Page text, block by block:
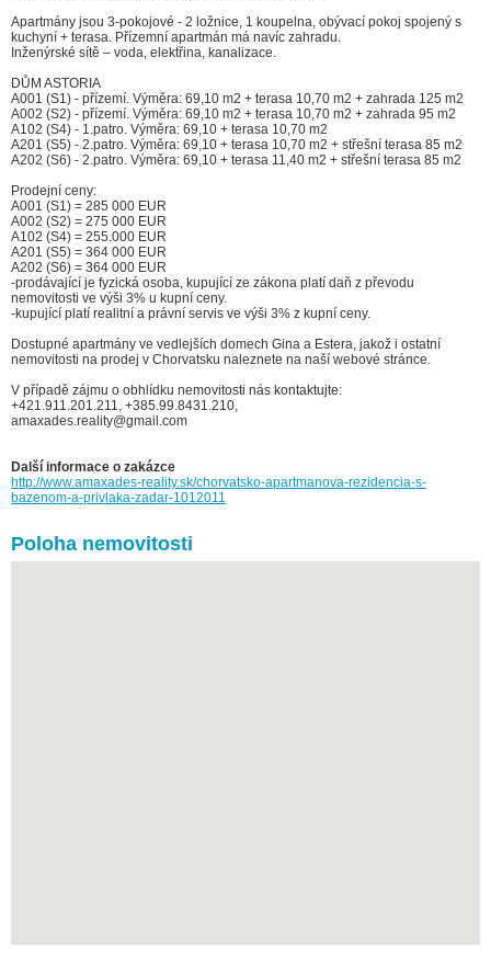
Apartmány jsou 3-pokojové - 2 ložnice, 1 koupelna, obývací pokoj spojený s
kuchyní + terasa. Přízemní apartmán má navíc zahradu.
Inženýrské sítě – voda, elektřina, kanalizace.
DŮM ASTORIA
A001 (S1) - přízemí. Výměra: 69,10 m2 + terasa 10,70 m2 + zahrada 125 m2
A002 (S2) - přízemí. Výměra: 69,10 m2 + terasa 10,70 m2 + zahrada 95 m2
A102 (S4) - 1.patro. Výměra: 69,10 + terasa 10,70 m2
A201 (S5) - 2.patro. Výměra: 69,10 + terasa 10,70 m2 + střešní terasa 85 m2
A202 (S6) - 2.patro. Výměra: 69,10 + terasa 11,40 m2 + střešní terasa 85 m2
Prodejní ceny:
A001 (S1) = 285 000 EUR
A002 (S2) = 275 000 EUR
A102 (S4) = 255.000 EUR
A201 (S5) = 364 000 EUR
A202 (S6) = 364 000 EUR
-prodávající je fyzická osoba, kupující ze zákona platí daň z převodu
nemovitosti ve výši 3% u kupní ceny.
-kupující platí realitní a právní servis ve výši 3% z kupní ceny.
Dostupné apartmány ve vedlejších domech Gina a Estera, jakož i ostatní
nemovitosti na prodej v Chorvatsku naleznete na naší webové stránce.
V případě zájmu o obhlídku nemovitosti nás kontaktujte:
+421.911.201.211, +385.99.8431.210,
amaxades.reality@gmail.com
Další informace o zakázce
http://www.amaxades-reality.sk/chorvatsko-apartmanova-rezidencia-s-
bazenom-a-privlaka-zadar-1012011
Poloha nemovitosti